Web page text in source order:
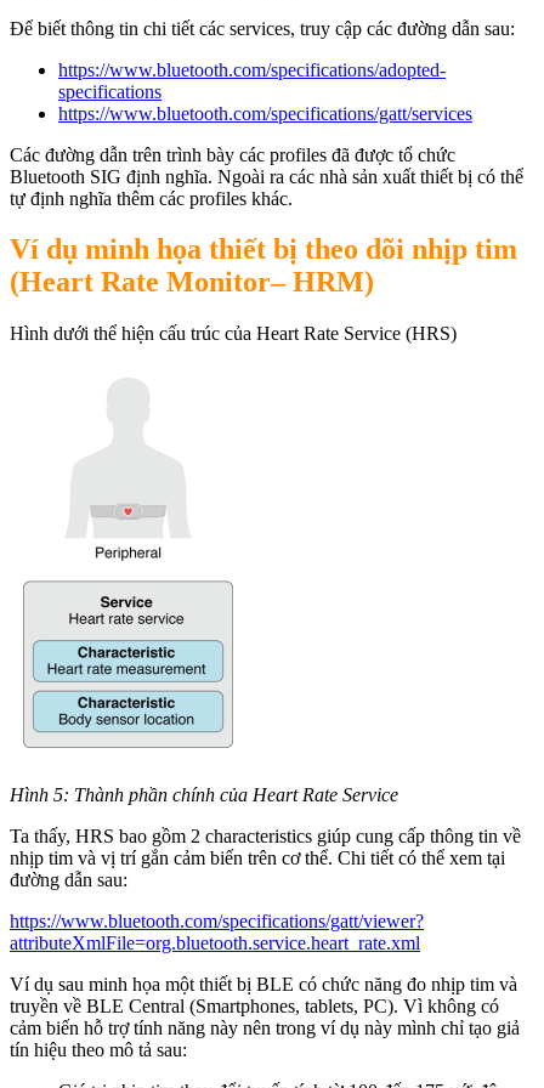
Để biết thông tin chi tiết các services, truy cập các đường dẫn sau:
https://www.bluetooth.com/specifications/adopted-
specifications
https://www.bluetooth.com/specifications/gatt/services
Các đường dẫn trên trình bày các profiles đã được tổ chức
Bluetooth SIG định nghĩa. Ngoài ra các nhà sản xuất thiết bị có thể
tự định nghĩa thêm các profiles khác.
Ví dụ minh họa thiết bị theo dõi nhịp tim
(Heart Rate Monitor– HRM)
Hình dưới thể hiện cấu trúc của Heart Rate Service (HRS)
Hình 5: Thành phần chính của Heart Rate Service
Ta thấy, HRS bao gồm 2 characteristics giúp cung cấp thông tin về
nhịp tim và vị trí gắn cảm biến trên cơ thể. Chi tiết có thể xem tại
đường dẫn sau:
https://www.bluetooth.com/specifications/gatt/viewer?
attributeXmlFile=org.bluetooth.service.heart_rate.xml
Ví dụ sau minh họa một thiết bị BLE có chức năng đo nhịp tim và
truyền về BLE Central (Smartphones, tablets, PC). Vì không có
cảm biến hỗ trợ tính năng này nên trong ví dụ này mình chỉ tạo giả
tín hiệu theo mô tả sau: